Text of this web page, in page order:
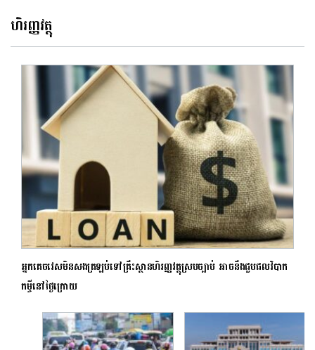
ហិរញ្ញវត្ថុ
អ្នកគេចវេសមិនសងត្រឡប់ទៅគ្រឹះស្ថានហិរញ្ញវត្ថុស្របច្បាប់ អាចនឹងជួបផលវិបាក
កម្ចីនៅថ្ងៃក្រោយ